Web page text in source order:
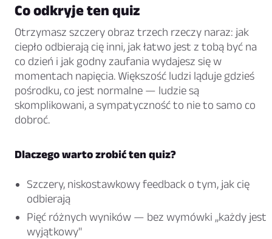
Co odkryje ten quiz
Otrzymasz szczery obraz trzech rzeczy naraz: jak
ciepło odbierają cię inni, jak łatwo jest z tobą być na
co dzień i jak godny zaufania wydajesz się w
momentach napięcia. Większość ludzi ląduje gdzieś
pośrodku, co jest normalne — ludzie są
skomplikowani, a sympatyczność to nie to samo co
dobroć.
Dlaczego warto zrobić ten quiz?
Szczery, niskostawkowy feedback o tym, jak cię
odbierają
Pięć różnych wyników — bez wymówki „każdy jest
wyjątkowy"